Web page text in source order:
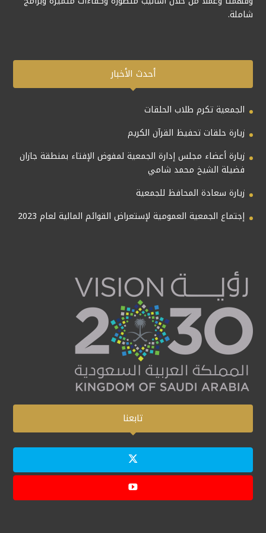
شاملة.
أحدث الأخبار
الجمعية تكرم طلاب الحلقات
زيارة حلقات تحفيظ القرآن الكريم
زيارة أعضاء مجلس إدارة الجمعية لمفوض الإفتاء بمنطقة جازان
فضيلة الشيخ محمد شامي
زيارة سعادة المحافظ للجمعية
إجتماع الجمعية العمومية لإستعراض القوائم المالية لعام 2023
تابعنا